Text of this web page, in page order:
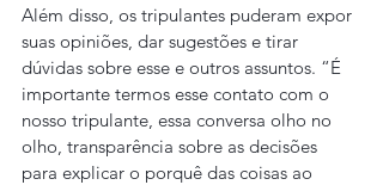
Além disso, os tripulantes puderam expor
suas opiniões, dar sugestões e tirar
dúvidas sobre esse e outros assuntos. “É
importante termos esse contato com o
nosso tripulante, essa conversa olho no
olho, transparência sobre as decisões
para explicar o porquê das coisas ao